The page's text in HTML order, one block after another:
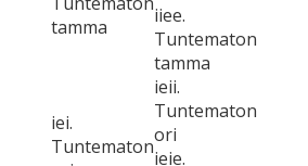
tamma
iiee.
Tuntematon
tamma
iei.
Tuntematon
ieii.
Tuntematon
ori
ieie.